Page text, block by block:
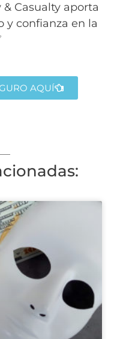
Casualty aporta
y confianza en la
AQUÍ